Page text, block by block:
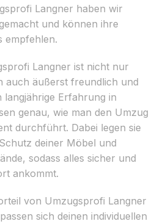
Langner haben wir
und können ihre
empfehlen.
Langner ist nicht nur
auch äußerst freundlich und
langjährige Erfahrung in
genau, wie man den Umzug
durchführt. Dabei legen sie
deiner Möbel und
sodass alles sicher und
ankommt.
von Umzugsprofi Langner
sich deinen individuellen